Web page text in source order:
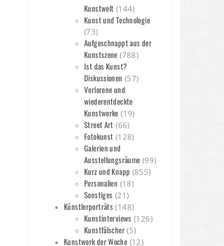
Kunstwelt (144)
Kunst und Technologie
(73)
Aufgeschnappt aus der
Kunstszene (788)
Ist das Kunst?
Diskussionen (57)
Verlorene und
wiederentdeckte
Kunstwerke (19)
Street Art (66)
Fotokunst (128)
Galerien und
Ausstellungsräume (99)
Kurz und Knapp (855)
Personalien (18)
Sonstiges (21)
Künstlerporträts (148)
Kunstinterviews (126)
Kunstfälscher(5)
Kunstwerk der Woche (12)